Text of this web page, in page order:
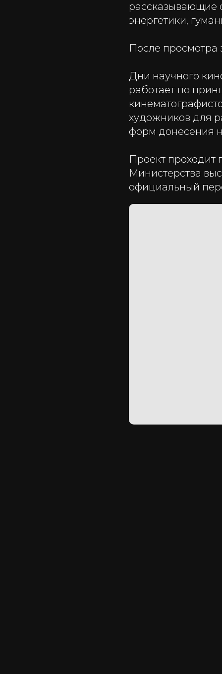
рассказывающие
энергетики,
После просмотра
Дни научного
работает по
художников для
форм донесения
Проект
Министерства
официальный